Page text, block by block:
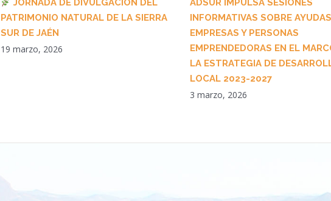
JORNADA DE DIVULGACIÓN DEL
PATRIMONIO NATURAL DE LA SIERRA
SUR DE JAÉN
19 marzo, 2026
ADSUR IMPULSA SESIONES
INFORMATIVAS SOBRE
EMPRESAS Y PERSONAS
EMPRENDEDORAS EN EL
LA ESTRATEGIA DE
LOCAL 2023-2027
3 marzo, 2026